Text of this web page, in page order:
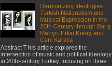
Harmonizing Ideologies:
Turkish Nationalism and
Musical Expression in the
20th Century through Barış
Manço, Erkin Koray, and
Cem Karaca
Abstract T his article explores the
intersection of music and political ideology
in 20th-century Turkey, focusing on three